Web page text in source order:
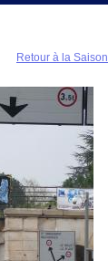
Retour à la Saison